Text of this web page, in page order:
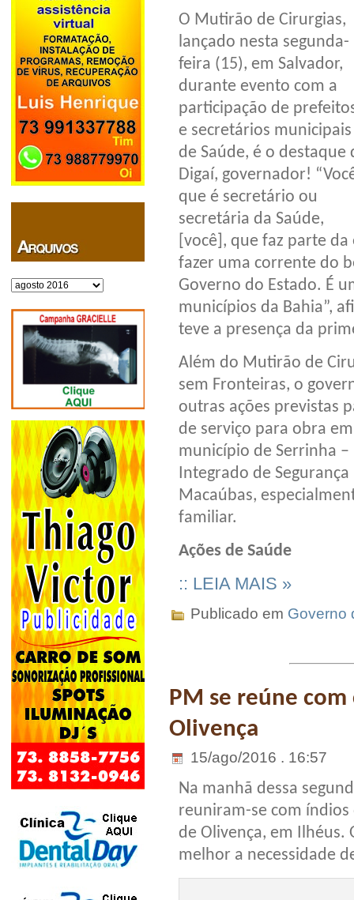
Arquivos
O Mutirão de Cirurgias,
lançado nesta segunda-
feira (15), em Salvador,
durante evento com a
participação de
e secretários municipais
de Saúde, é o destaque
Digaí, governador!
que é secretário ou
secretária da Saúde,
[você], que faz parte
fazer uma corrente do
Governo do Estado. É
municípios da Bahia”,
teve a presença da
Além do Mutirão de
sem Fronteiras, o
outras ações previstas
de serviço para obra
município de Serrinha
Integrado de
Macaúbas,
familiar.
Ações de Saúde
:: LEIA MAIS »
Publicado em Governo
PM se reúne
Olivença
15/ago/2016 . 16:57
Na manhã dessa
reuniram-se com
de Olivença, em
melhor a necessidade